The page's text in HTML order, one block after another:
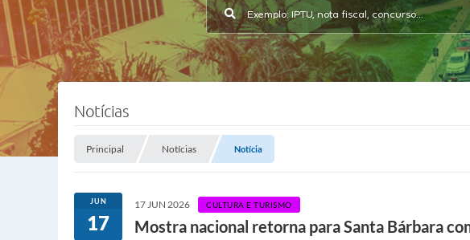
Notícias
Principal Notícias Notícia
JUN
17
17 JUN 2026 CULTURA E TURISMO
Mostra nacional retorna para Santa Bárbara